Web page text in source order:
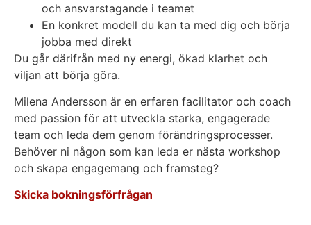
och ansvarstagande i teamet
En konkret modell du kan ta med dig och börja
jobba med direkt
Du går därifrån med ny energi, ökad klarhet och
viljan att börja göra.
Milena Andersson är en erfaren facilitator och coach
med passion för att utveckla starka, engagerade
team och leda dem genom förändringsprocesser.
Behöver ni någon som kan leda er nästa workshop
och skapa engagemang och framsteg?
Skicka bokningsförfrågan